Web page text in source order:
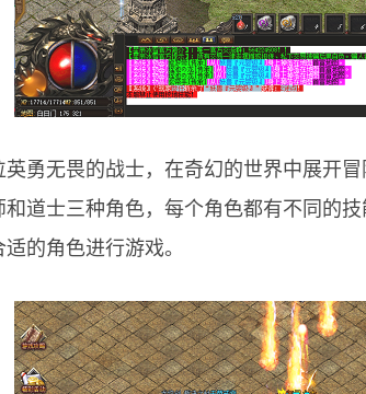
勇无畏的战士，在奇幻的世界中展开
道士三种角色，每个角色都有不同的
的角色进行游戏。